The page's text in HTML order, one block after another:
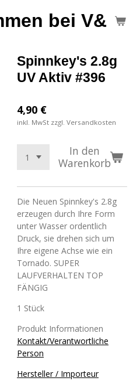
bei V&S
Spinnkey's 2.8g
UV Aktiv #396
4,90 €
inkl. MwSt zzgl. Versandkosten
In den
Warenkorb
Die Neuen Spinnkey's 2.8g
erzeugen durch Ihre Form
unter Wasser ordentlich
Druck, sie drehen sich um
Ihre eigene Achse wie ein
Tornado. SUPER
LAUFVERHALTEN TOP
FÄNGIG
1 Stück
Produkt Informationen
Kontakt/Verantwortliche
Person
Hersteller / Importeur